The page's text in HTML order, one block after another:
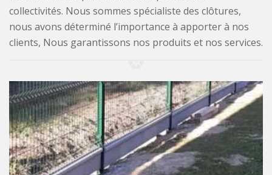
collectivités. Nous sommes spécialiste des clôtures,
nous avons déterminé l’importance à apporter à nos
clients, Nous garantissons nos produits et nos services.